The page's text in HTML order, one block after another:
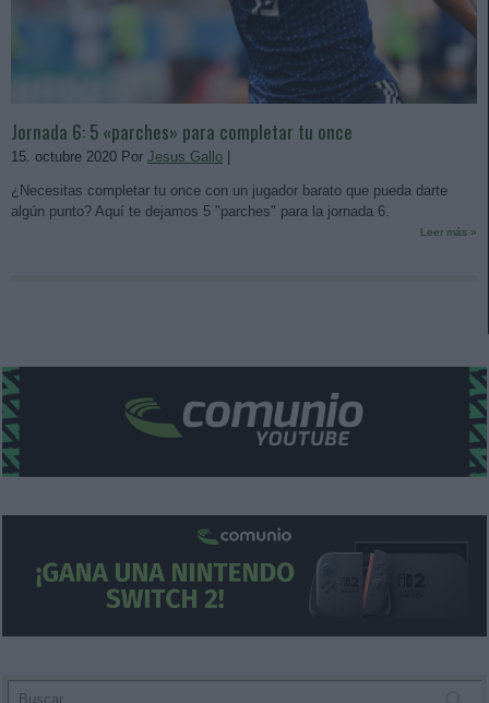
Jornada 6: 5 «parches» para completar tu once
15. octubre 2020 Por Jesus Gallo
¿Necesitas completar tu once con un jugador barato que pueda darte
algún punto? Aquí te dejamos 5 "parches" para la jornada 6.
Leer más »